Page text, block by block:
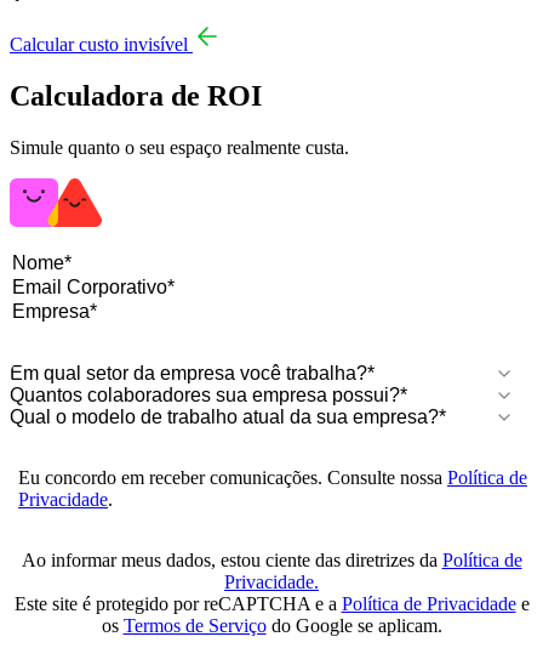
Calcular custo invisível
Calculadora de ROI
Simule quanto o seu espaço realmente custa.
Eu concordo em receber comunicações. Consulte nossa Política de
Privacidade.
Ao informar meus dados, estou ciente das diretrizes da Política de
Privacidade.
Este site é protegido por reCAPTCHA e a Política de Privacidadee
os Termos de Serviçodo Google se aplicam.